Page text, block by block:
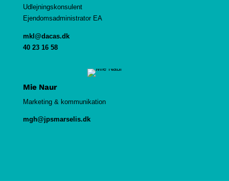
Udlejningskonsulent
Ejendomsadministrator EA
mkl@dacas.dk
40 23 16 58
Mie Naur
Marketing & kommunikation
mgh@jpsmarselis.dk